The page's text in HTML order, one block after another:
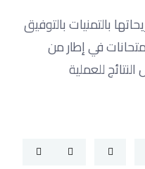
بالتمنيات بالتوفيق
في إطار من
للعملية